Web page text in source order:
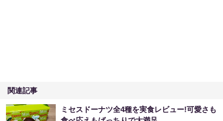
関連記事
ミセスドーナツ全4種を実食レビュー!可愛さも